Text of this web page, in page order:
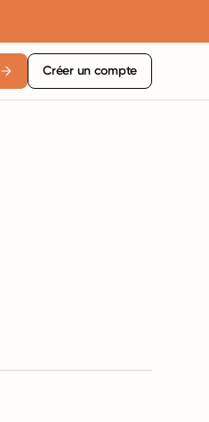
Créer un compte